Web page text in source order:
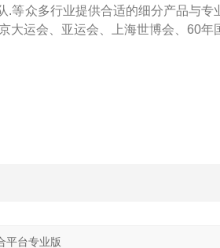
.等众多行业提供合适的细分产品与
大运会、亚运会、上海世博会、60